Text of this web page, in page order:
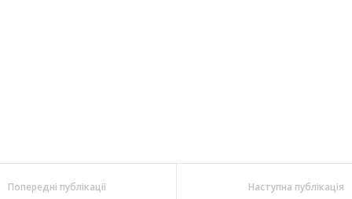
Попередні публікації Наступна публікація